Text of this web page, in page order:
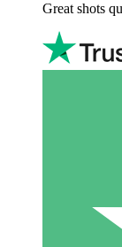
Great shots